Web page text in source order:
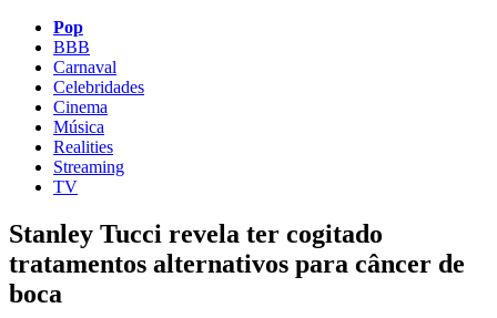
Pop
BBB
Carnaval
Celebridades
Cinema
Música
Realities
Streaming
TV
Stanley Tucci revela ter cogitado
tratamentos alternativos para câncer de
boca